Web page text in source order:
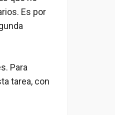
Es por
Para
tarea, con